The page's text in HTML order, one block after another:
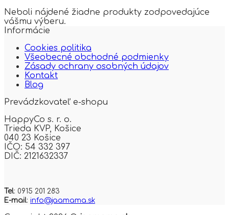
Neboli nájdené žiadne produkty zodpovedajúce
vášmu výberu.
Informácie
Cookies politika
Všeobecné obchodné podmienky
Zásady ochrany osobných údajov
Kontakt
Blog
Prevádzkovateľ e-shopu
HappyCo s. r. o.
Trieda KVP, Košice
040 23 Košice
IČO: 54 332 397
DIČ: 2121632337
Tel: 0915 201 283
E-mail: info@jaamama.sk